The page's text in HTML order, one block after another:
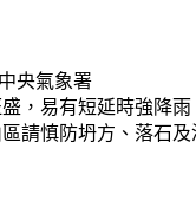
央氣象署
，易有短延時強降
請慎防坍方、落石